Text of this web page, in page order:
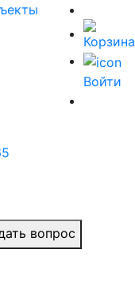
Войти
вопрос